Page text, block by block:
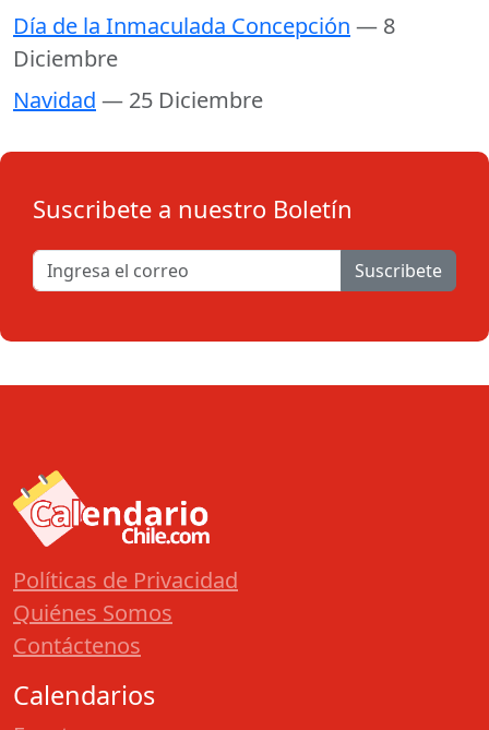
Día de la Inmaculada Concepción — 8
Diciembre
Navidad — 25 Diciembre
Suscribete a nuestro Boletín
Suscribete
Políticas de Privacidad
Quiénes Somos
Contáctenos
Calendarios